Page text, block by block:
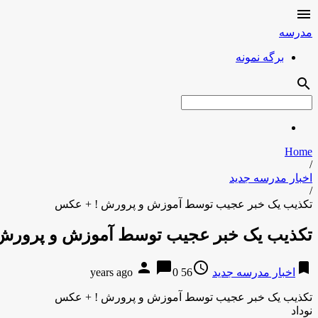

مدرسه
برگه نمونه
search
Home
/
اخبار مدرسه جدید
/
تکذیب یک خبر عجیب توسط آموزش و پرورش ! + عکس
تکذیب یک خبر عجیب توسط آموزش و
bookmark اخبار مدرسه جدید access_time
56 years ago
person chat_bubble0
تکذیب یک خبر عجیب توسط آموزش و پرورش ! + عکس
نوداد